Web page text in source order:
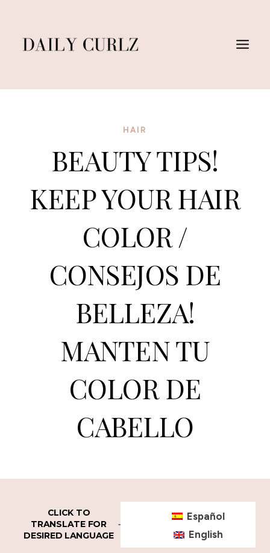
content
HAIR
BEAUTY TIPS!
KEEP YOUR HAIR
COLOR /
CONSEJOS DE
BELLEZA!
MANTEN TU
COLOR DE
CABELLO
CLICK TO
TRANSLATE FOR
DESIRED LANGUAGE
Español
English